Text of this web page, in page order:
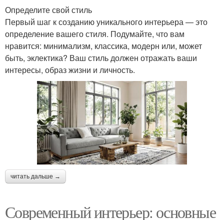
Определите свой стиль
Первый шаг к созданию уникального интерьера — это
определение вашего стиля. Подумайте, что вам
нравится: минимализм, классика, модерн или, может
быть, эклектика? Ваш стиль должен отражать ваши
интересы, образ жизни и личность.
читать дальше →
Современный интерьер: основные